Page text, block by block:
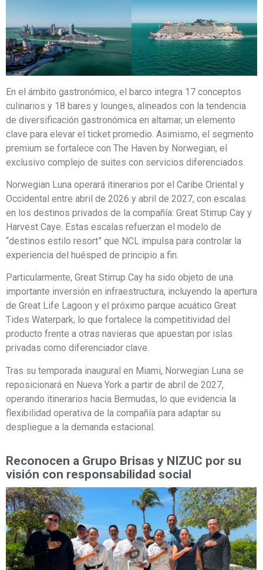
En el ámbito gastronómico, el barco integra 17 conceptos
culinarios y 18 bares y lounges, alineados con la tendencia
de diversificación gastronómica en altamar, un elemento
clave para elevar el ticket promedio. Asimismo, el segmento
premium se fortalece con The Haven by Norwegian, el
exclusivo complejo de suites con servicios diferenciados.
Norwegian Luna operará itinerarios por el Caribe Oriental y
Occidental entre abril de 2026 y abril de 2027, con escalas
en los destinos privados de la compañía: Great Stirrup Cay y
Harvest Caye. Estas escalas refuerzan el modelo de
“destinos estilo resort” que NCL impulsa para controlar la
experiencia del huésped de principio a fin.
Particularmente, Great Stirrup Cay ha sido objeto de una
importante inversión en infraestructura, incluyendo la apertura
de Great Life Lagoon y el próximo parque acuático Great
Tides Waterpark, lo que fortalece la competitividad del
producto frente a otras navieras que apuestan por islas
privadas como diferenciador clave.
Tras su temporada inaugural en Miami, Norwegian Luna se
reposicionará en Nueva York a partir de abril de 2027,
operando itinerarios hacia Bermudas, lo que evidencia la
flexibilidad operativa de la compañía para adaptar su
despliegue a la demanda estacional.
Reconocen a Grupo Brisas y NIZUC por su
visión con responsabilidad social